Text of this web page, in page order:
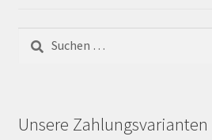
nach:
Unsere Zahlungsvarianten